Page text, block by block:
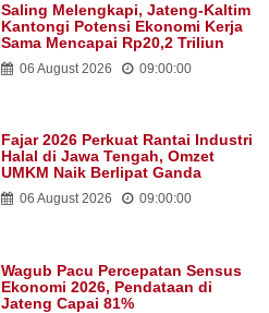
Saling Melengkapi, Jateng-Kaltim
Kantongi Potensi Ekonomi Kerja
Sama Mencapai Rp20,2 Triliun
06 August 2026 09:00:00
Fajar 2026 Perkuat Rantai Industri
Halal di Jawa Tengah, Omzet
UMKM Naik Berlipat Ganda
06 August 2026 09:00:00
Wagub Pacu Percepatan Sensus
Ekonomi 2026, Pendataan di
Jateng Capai 81%